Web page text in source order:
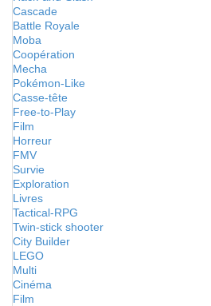
Cascade
Battle Royale
Moba
Coopération
Mecha
Pokémon-Like
Casse-tête
Free-to-Play
Film
Horreur
FMV
Survie
Exploration
Livres
Tactical-RPG
Twin-stick shooter
City Builder
LEGO
Multi
Cinéma
Film